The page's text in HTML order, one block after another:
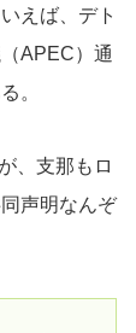
えば、デト
APEC）通
。
、支那もロ
声明なんぞ